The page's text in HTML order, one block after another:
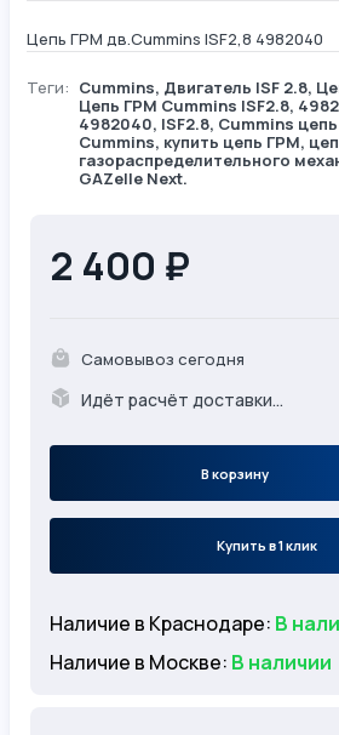
Цепь ГРМ дв.Cummins ISF2,8 4982040
Теги: Cummins, Двигатель ISF 2.8,
Цепь ГРМ Cummins ISF2.8,
4982040, ISF2.8, Cummins
Cummins, купить цепь ГРМ,
газораспределительного
GAZelle Next.
2 400 ₽
Самовывоз сегодня
Идёт расчёт доставки...
В корзину
Купить в 1 клик
Наличие в Краснодаре: В
Наличие в Москве: В наличии